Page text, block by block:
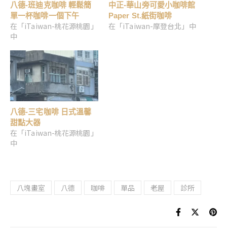
八德-班迪克咖啡 輕鬆簡
單一杯咖啡一個下午
在「iTaiwan-桃花源桃園」
中
中正-華山旁可愛小咖啡館
Paper St.紙街咖啡
在「iTaiwan-摩登台北」中
八德-三宅咖啡 日式溫馨
甜點大器
在「iTaiwan-桃花源桃園」
中
八塊畫室 八德 咖啡 單品 老屋 診所